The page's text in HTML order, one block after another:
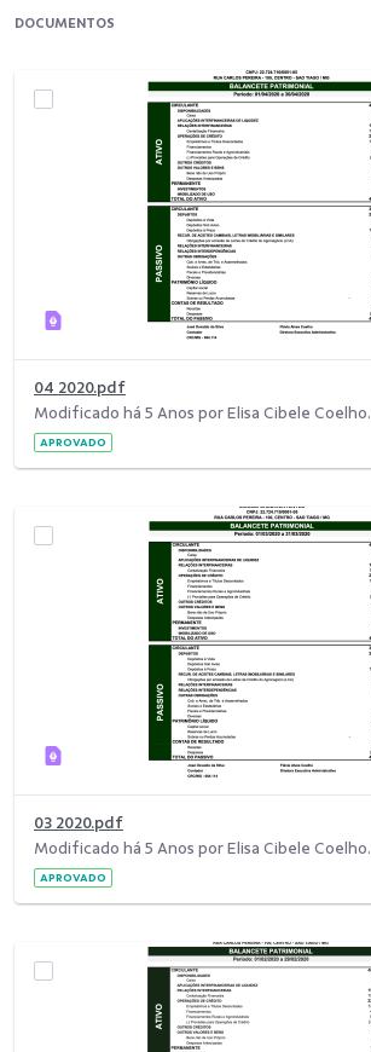
DOCUMENTOS
04 2020.pdf
Modificado há 5 Anos por Elisa Cibele Coelho.
APROVADO
03 2020.pdf
Modificado há 5 Anos por Elisa Cibele Coelho.
APROVADO